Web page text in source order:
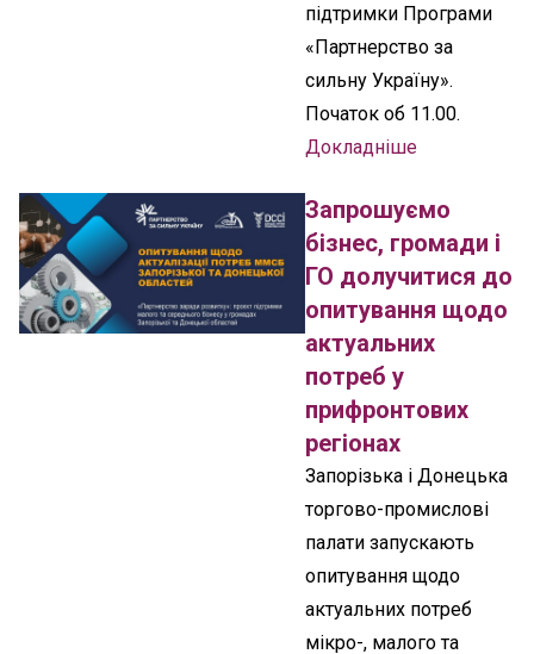
підтримки Програми
«Партнерство за
сильну Україну».
Початок об 11.00.
Докладніше
Запрошуємо
бізнес, громади і
ГО долучитися до
опитування щодо
актуальних
потреб у
прифронтових
регіонах
Запорізька і Донецька
торгово-промислові
палати запускають
опитування щодо
актуальних потреб
мікро-, малого та